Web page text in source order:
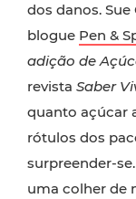
dos danos.
blogue Pen &
adição de
revista Saber
quanto açúcar
rótulos dos
surpreender-
uma colher de